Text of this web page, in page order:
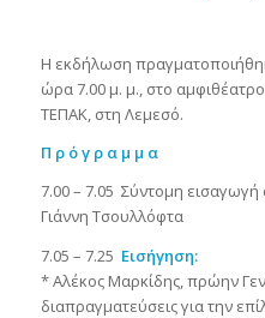
Η εκδήλωση
ώρα 7.00 μ. μ., στο
ΤΕΠΑΚ, στη Λεμεσό.
Π ρ ό γ ρ α μ μ α
7.00 – 7.05 Σύντομη
Γιάννη Τσουλλόφτα
7.05 – 7.25 Εισήγηση:
* Αλέκος Μαρκίδης, πρώην
διαπραγματεύσεις για την